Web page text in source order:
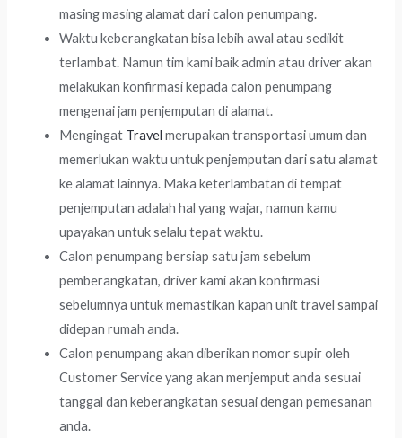
masing masing alamat dari calon penumpang.
Waktu keberangkatan bisa lebih awal atau sedikit
terlambat. Namun tim kami baik admin atau driver akan
melakukan konfirmasi kepada calon penumpang
mengenai jam penjemputan di alamat.
Mengingat Travel merupakan transportasi umum dan
memerlukan waktu untuk penjemputan dari satu alamat
ke alamat lainnya. Maka keterlambatan di tempat
penjemputan adalah hal yang wajar, namun kamu
upayakan untuk selalu tepat waktu.
Calon penumpang bersiap satu jam sebelum
pemberangkatan, driver kami akan konfirmasi
sebelumnya untuk memastikan kapan unit travel sampai
didepan rumah anda.
Calon penumpang akan diberikan nomor supir oleh
Customer Service yang akan menjemput anda sesuai
tanggal dan keberangkatan sesuai dengan pemesanan
anda.